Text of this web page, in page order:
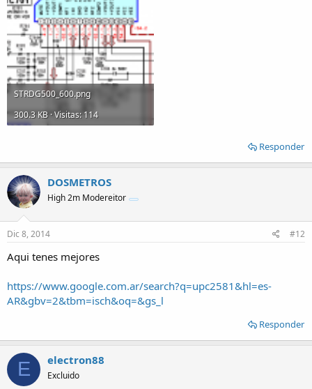
STRDG500_600.png
300.3 KB · Visitas: 114
Responder
DOSMETROS
High 2m Modereitor
Dic 8, 2014 #12
Aqui tenes mejores
https://www.google.com.ar/search?q=upc2581&hl=es-
AR&gbv=2&tbm=isch&oq=&gs_l
Responder
E electron88
Excluido